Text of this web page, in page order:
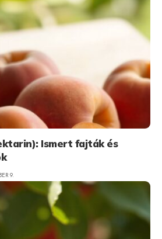
Ismert fajták és
9.